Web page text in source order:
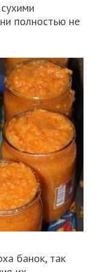
полностью не
банок, так